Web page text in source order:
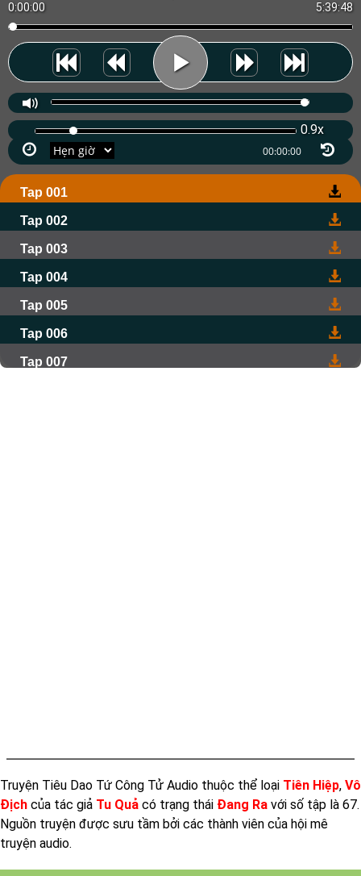
0:00:00 5:39:48
0.9x
Tap 001
Tap 002
Tap 003
Tap 004
Tap 005
Tap 006
Tap 007
Tap 021
Tap 022
Tap 023
Tap 024
Tap 025
Truyện Tiêu Dao Tứ Công Tử Audio thuộc thể loại Tiên Hiệp, Vô
Địch của tác giả Tu Quả có trạng thái Đang Ra với số tập là 67.
Nguồn truyện được sưu tầm bởi các thành viên của hội mê
truyện audio.